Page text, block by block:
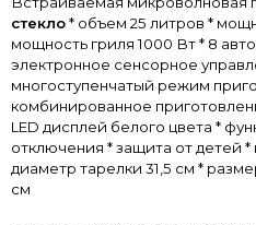
стекло* объем 25 литров *
мощность гриля 1000 Вт * 8
электронное сенсорное
многоступенчатый режим
комбинированное
LED дисплей белого цвета *
отключения * защита от детей
диаметр тарелки 31,5 см *
см